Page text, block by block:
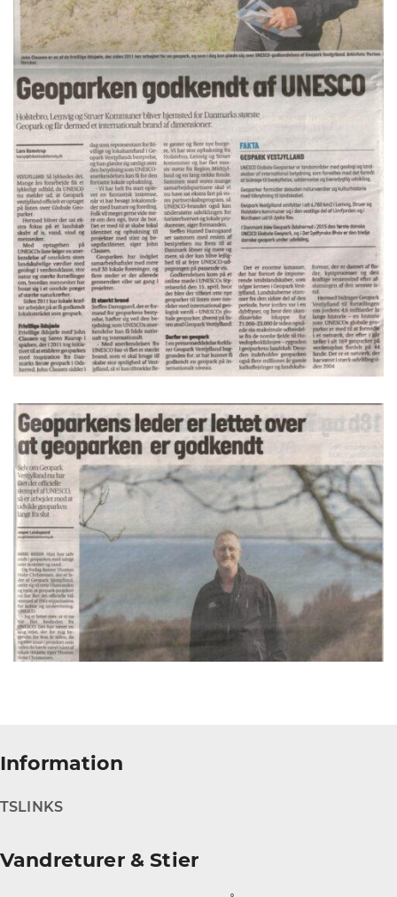
Information
TSLINKS
Vandreturer & Stier